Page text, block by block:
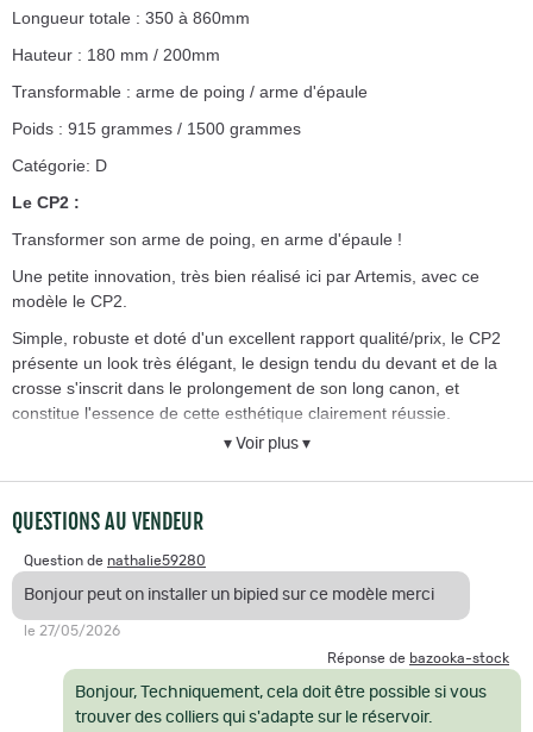
Longueur totale : 350 à 860mm
Hauteur : 180 mm / 200mm
Transformable : arme de poing / arme d'épaule
Poids : 915 grammes / 1500 grammes
Catégorie: D
Le CP2 :
Transformer son arme de poing, en arme d'épaule !
Une petite innovation, très bien réalisé ici par Artemis, avec ce
modèle le CP2.
Simple, robuste et doté d'un excellent rapport qualité/prix, le CP2
présente un look très élégant, le design tendu du devant et de la
crosse s'inscrit dans le prolongement de son long canon, et
constitue l'essence de cette esthétique clairement réussie.
L'arrière de la crosse à l'ergonomie bien pensée, de type queue de
▾ Voir plus ▾
QUESTIONS AU VENDEUR
Question de nathalie59280
Bonjour peut on installer un bipied sur ce modèle merci
le 27/05/2026
Réponse de bazooka-stock
Bonjour, Techniquement, cela doit être possible si vous
trouver des colliers qui s'adapte sur le réservoir.